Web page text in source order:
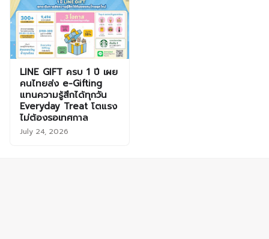
LINE GIFT ครบ 1 ปี เผย
คนไทยส่ง e-Gifting
แทนความรู้สึกได้ทุกวัน
Everyday Treat โตแรง
ไม่ต้องรอเทศกาล
July 24, 2026